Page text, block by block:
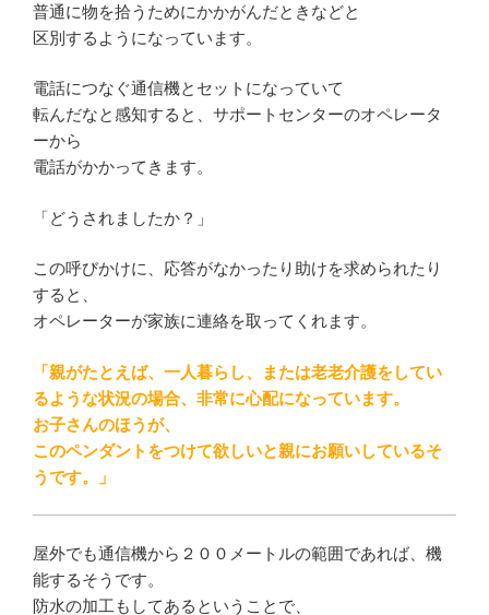
普通に物を拾うためにかかがんだときなどと
区別するようになっています。
電話につなぐ通信機とセットになっていて
転んだなと感知すると、サポートセンターのオペレータ
ーから
電話がかかってきます。
「どうされましたか？」
この呼びかけに、応答がなかったり助けを求められたり
すると、
オペレーターが家族に連絡を取ってくれます。
「親がたとえば、一人暮らし、または老老介護をしてい
るような状況の場合、非常に心配になっています。
お子さんのほうが、
このペンダントをつけて欲しいと親にお願いしているそ
うです。」
屋外でも通信機から２００メートルの範囲であれば、機
能するそうです。
防水の加工もしてあるということで、